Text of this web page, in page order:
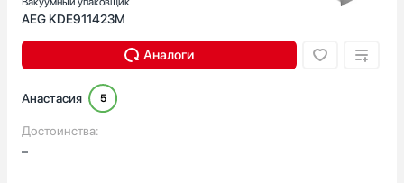
AEG KDE911423M
Аналоги
Анастасия 5
Достоинства:
–